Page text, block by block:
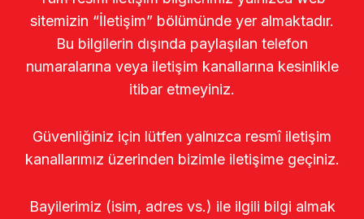
sitemizin “İletişim” bölümünde yer almaktadır.
Bu bilgilerin dışında paylaşılan telefon
numaralarına veya iletişim kanallarına kesinlikle
itibar etmeyiniz.
Güvenliğiniz için lütfen yalnızca resmî iletişim
kanallarımız üzerinden bizimle iletişime geçiniz.
Bayilerimiz (isim, adres vs.) ile ilgili bilgi almak